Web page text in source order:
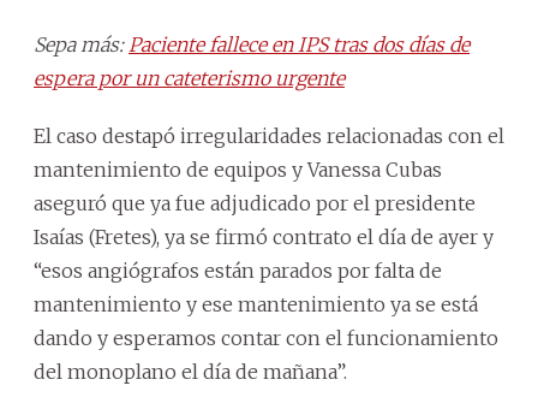
Sepa más: Paciente fallece en IPS tras dos días de
espera por un cateterismo urgente
El caso destapó irregularidades relacionadas con el
mantenimiento de equipos y Vanessa Cubas
aseguró que ya fue adjudicado por el presidente
Isaías (Fretes), ya se firmó contrato el día de ayer y
“esos angiógrafos están parados por falta de
mantenimiento y ese mantenimiento ya se está
dando y esperamos contar con el funcionamiento
del monoplano el día de mañana”.